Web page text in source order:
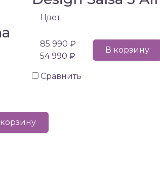
Цвет
85 990 ₽
54 990 ₽
В корзину
Сравнить